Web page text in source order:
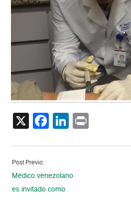
X Facebook
LinkedIn
Post Previo:
Médico venezolano
es invitado como